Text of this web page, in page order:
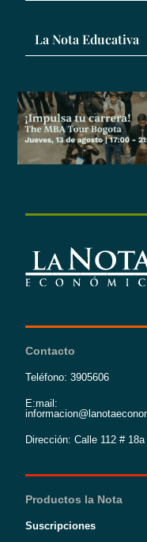
La Nota Educativa
Contacto
Teléfono: 3905606
E:mail:
Dirección: Calle 112 #
Productos la Nota
Suscripciones